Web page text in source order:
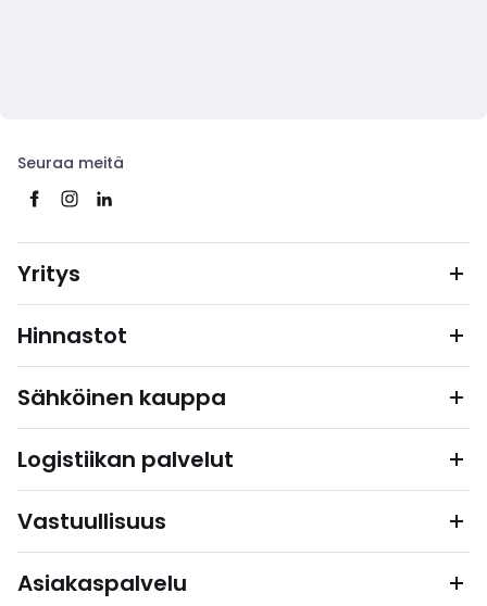
Seuraa meitä
Yritys
Hinnastot
Sähköinen kauppa
Logistiikan palvelut
Vastuullisuus
Asiakaspalvelu